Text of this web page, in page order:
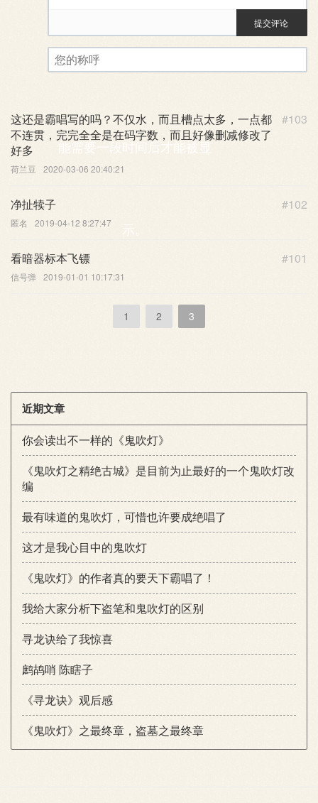
评论审核已启用。您的评论可
能需要一段时间后才能被显
示。
提交评论
#103
这还是霸唱写的吗？不仅水，而且槽点太多，一点都
不连贯，完完全全是在码字数，而且好像删减修改了
好多
荷兰豆 2020-03-06 20:40:21
#102
净扯犊子
匿名 2019-04-12 8:27:47
#101
看暗器标本飞镖
信号弹 2019-01-01 10:17:31
1 2 3
近期文章
你会读出不一样的《鬼吹灯》
《鬼吹灯之精绝古城》是目前为止最好的一个鬼吹灯改
编
最有味道的鬼吹灯，可惜也许要成绝唱了
这才是我心目中的鬼吹灯
《鬼吹灯》的作者真的要天下霸唱了！
我给大家分析下盗笔和鬼吹灯的区别
寻龙诀给了我惊喜
鹧鸪哨 陈瞎子
《寻龙诀》观后感
《鬼吹灯》之最终章，盗墓之最终章